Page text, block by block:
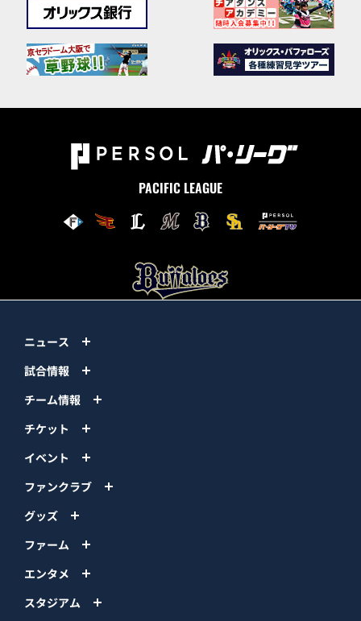
PACIFIC LEAGUE
ニュース
試合情報
チーム情報
チケット
イベント
ファンクラブ
グッズ
ファーム
エンタメ
スタジアム